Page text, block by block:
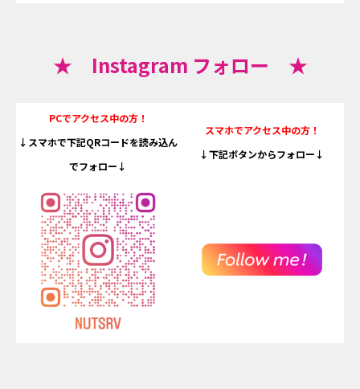
★ Instagram フォロー ★
PCでアクセス中の方！
↓スマホで下記QRコードを読み込ん
でフォロー↓
スマホでアクセス中の方！
↓下記ボタンからフォロー↓